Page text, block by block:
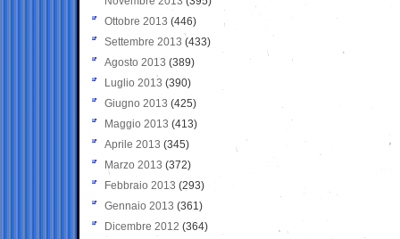
Ottobre 2013 (446)
Settembre 2013 (433)
Agosto 2013 (389)
Luglio 2013 (390)
Giugno 2013 (425)
Maggio 2013 (413)
Aprile 2013 (345)
Marzo 2013 (372)
Febbraio 2013 (293)
Gennaio 2013 (361)
Dicembre 2012 (364)